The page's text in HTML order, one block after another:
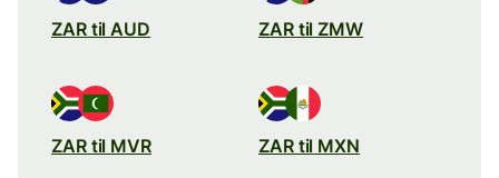
ZAR til AUD ZAR til ZMW
ZAR til MVR ZAR til MXN